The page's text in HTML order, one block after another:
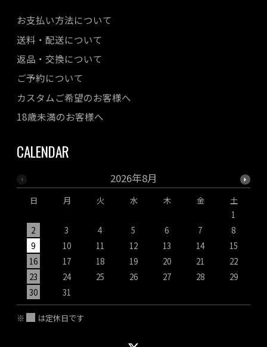
お支払い方法について
送料・配送について
返品・交換について
ご予約について
カスタムご希望のお客様へ
18歳未満のお客様へ
CALENDAR
2026年8月
日 月 火 水 木 金
土
1
2
3 4 5 6 7
8
9
10 11 12 13 14
15
16
17 18 19 20 21
22
23
24 25 26 27 28
29
30
31
※ は定休日です